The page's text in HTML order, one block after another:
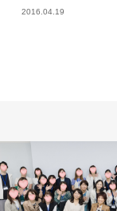
2016.04.19